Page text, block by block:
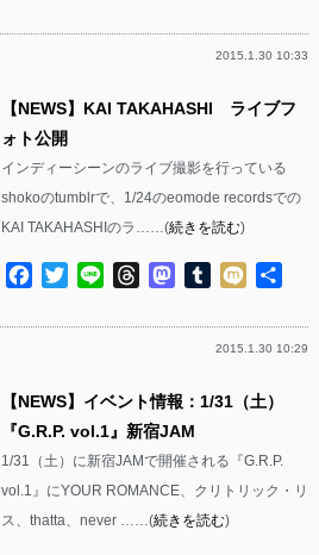
2015.1.30 10:33
【NEWS】KAI TAKAHASHI ライブフ
ォト公開
インディーシーンのライブ撮影を行っている
shokoのtumblrで、1/24のeomode recordsでの
KAI TAKAHASHIのラ……(続きを読む)
Facebook
TwitterLine ThreadsMastodon
Tumblr
Mixi
2015.1.30 10:29
【NEWS】イベント情報：1/31（土）
『G.R.P. vol.1』新宿JAM
1/31（土）に新宿JAMで開催される『G.R.P.
vol.1』にYOUR ROMANCE、クリトリック・リ
ス、thatta、never ……(続きを読む)